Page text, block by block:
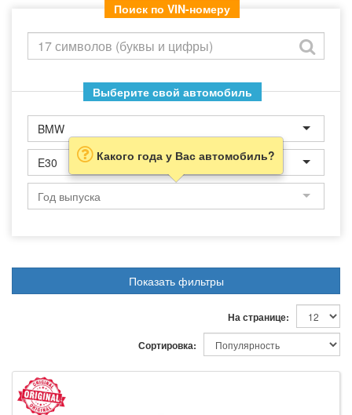
Поиск по VIN-номеру
Выберите свой автомобиль
BMW
E30 Какого года у Вас автомобиль?
Показать фильтры
На странице:
Сортировка: